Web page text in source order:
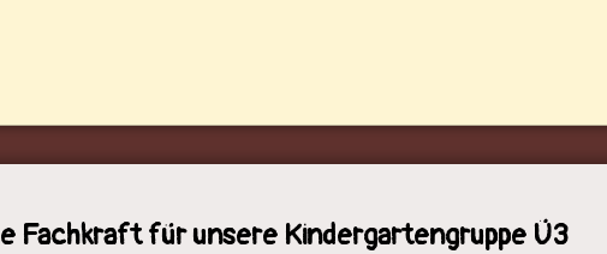
Fachkraft für unsere Kindergartengruppe Ü3